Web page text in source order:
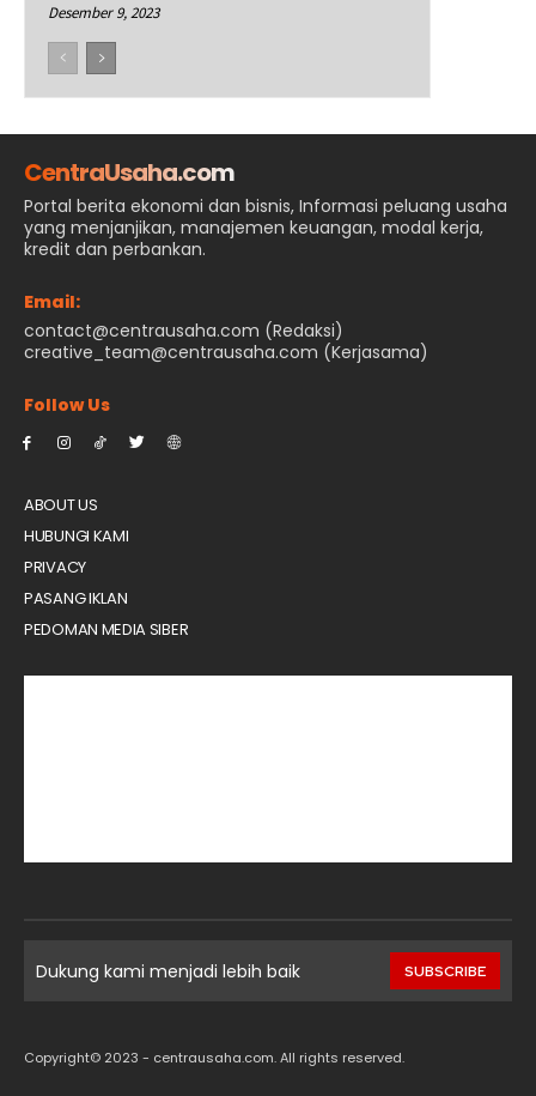
Desember 9, 2023
CentraUsaha.com
Portal berita ekonomi dan bisnis, Informasi peluang usaha
yang menjanjikan, manajemen keuangan, modal kerja,
kredit dan perbankan.
Email:
contact@centrausaha.com (Redaksi)
creative_team@centrausaha.com (Kerjasama)
Follow Us
ABOUT US
HUBUNGI KAMI
PRIVACY
PASANG IKLAN
PEDOMAN MEDIA SIBER
Dukung kami menjadi lebih baik SUBSCRIBE
Copyright© 2023 - centrausaha.com. All rights reserved.